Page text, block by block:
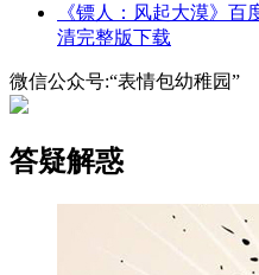
《镖人：风起大漠》百
清完整版下载
微信公众号:“表情包幼稚园”
答疑解惑